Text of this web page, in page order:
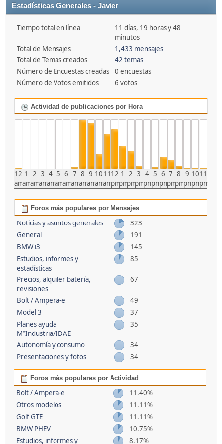
Estadísticas Generales - Javier
Tiempo total en línea
11 días, 19 horas y 48
minutos
Total de Mensajes
1,433 mensajes
Total de Temas creados
42 temas
Número de Encuestas creadas
0 encuestas
Número de Votos emitidos
6 votos
Actividad de publicaciones por Hora
12
am
1
am
2
am
3
am
4
am
5
am
6
am
7
am
8
am
9
am
10
am
11
am
12
pm
1
pm
2
pm
3
pm
4
pm
5
pm
6
pm
7
pm
8
pm
9
pm
10
pm
11
pm
Foros más populares por Mensajes
Noticias y asuntos generales
323
General
191
BMW i3
145
Estudios, informes y
estadísticas
85
Precios, alquiler batería,
revisiones
67
Bolt / Ampera-e
49
Model 3
37
Planes ayuda
MºIndustria/IDAE
35
Autonomía y consumo
34
Presentaciones y fotos
34
Foros más populares por Actividad
Bolt / Ampera-e
11.40%
Otros modelos
11.11%
Golf GTE
11.11%
BMW PHEV
10.75%
Estudios, informes y
8.17%